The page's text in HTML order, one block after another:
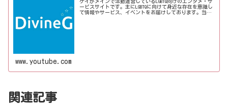
ゲイがメインで活動運営しているLGBTQ向けのエンタメ・サ
ービスサイトです。主にLGBTQに向けて身近な存在を意識し
て情報やサービス、イベントをお届けしております。当事
www.youtube.com
関連記事